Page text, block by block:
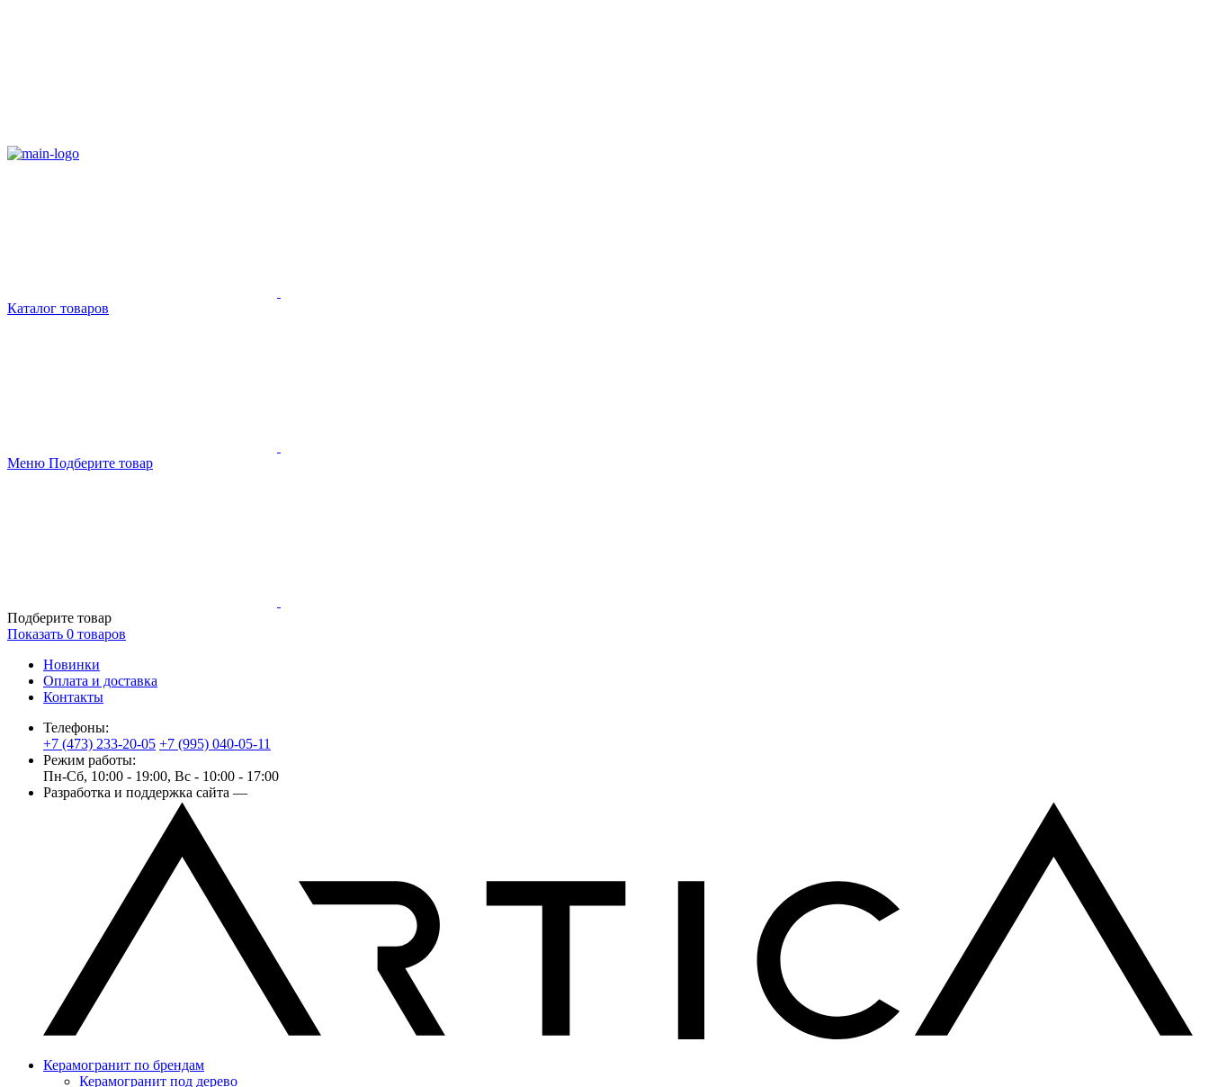
Каталог товаров
Меню Подберите товар
Подберите товар
Показать 0 товаров
Новинки
Оплата и доставка
Контакты
Телефоны:
+7 (473) 233-20-05 +7 (995) 040-05-11
Режим работы:
Пн-Сб, 10:00 - 19:00, Вс - 10:00 - 17:00
Разработка и поддержка сайта —
Керамогранит по брендам
Керамогранит под дерево